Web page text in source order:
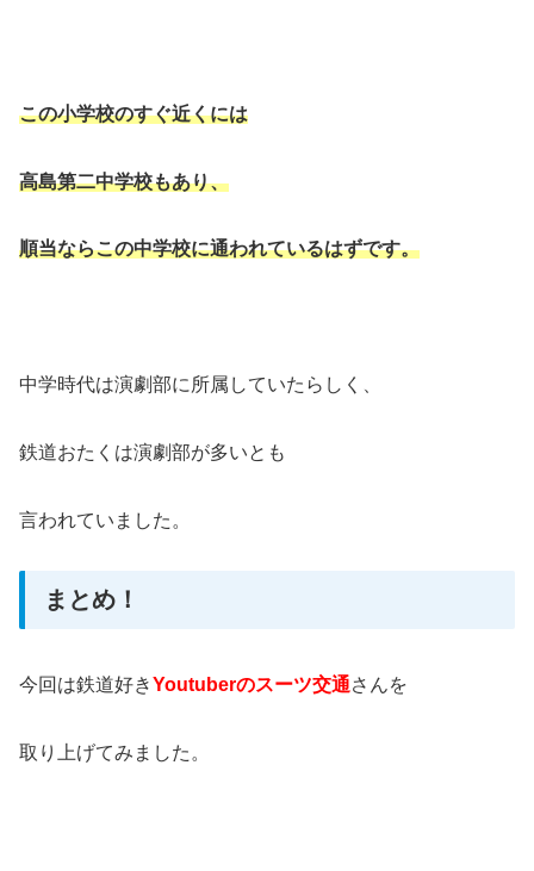
この小学校のすぐ近くには
高島第二中学校もあり、
順当ならこの中学校に通われているはずです。
中学時代は演劇部に所属していたらしく、
鉄道おたくは演劇部が多いとも
言われていました。
まとめ！
今回は鉄道好きYoutuberのスーツ交通さんを
取り上げてみました。